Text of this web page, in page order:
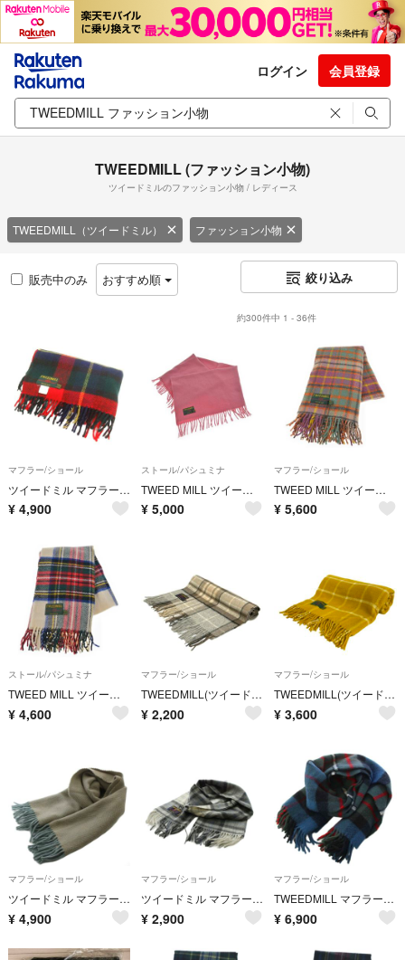
ログイン 会員登録
TWEEDMILL (ファッション小物)
ツイードミルのファッション小物 / レディース
TWEEDMILL（ツイードミル） ファッション小物
販売中のみ おすすめ順 絞り込み
約300件中 1 - 36件
マフラー/ショール
ツイードミル マフラー フリンジ チェック ウール マルチカラー
¥ 4,900
ストール/パシュミナ
TWEED MILL ツイードミル ストール ピンク 【古着】【中古】【送料無料】
¥ 5,000
マフラー/ショール
TWEED MILL ツイードミル マフラー ピンク 【古着】【中古】【送料無料】
¥ 5,600
ストール/パシュミナ
TWEED MILL ツイードミル ストール 白 【古着】【中古】【送料無料】
¥ 4,600
マフラー/ショール
TWEEDMILL(ツイードミル) マフラー美品 - ライトグレー×ベージュ×マルチ チェック柄 ウール
¥ 2,200
マフラー/ショール
TWEEDMILL(ツイードミル) マフラー美品 - ダークイエロー×アイボリー チェック柄 ウール
¥ 3,600
マフラー/ショール
ツイードミル マフラー ウール フリンジ ライトブルー ライトベージュ /GG
¥ 4,900
マフラー/ショール
ツイードミル マフラー フリンジ チェック柄 ウール グレー
¥ 2,900
マフラー/ショール
TWEEDMILL マフラー ストール チェック柄 ウール 青 緑 赤
¥ 6,900